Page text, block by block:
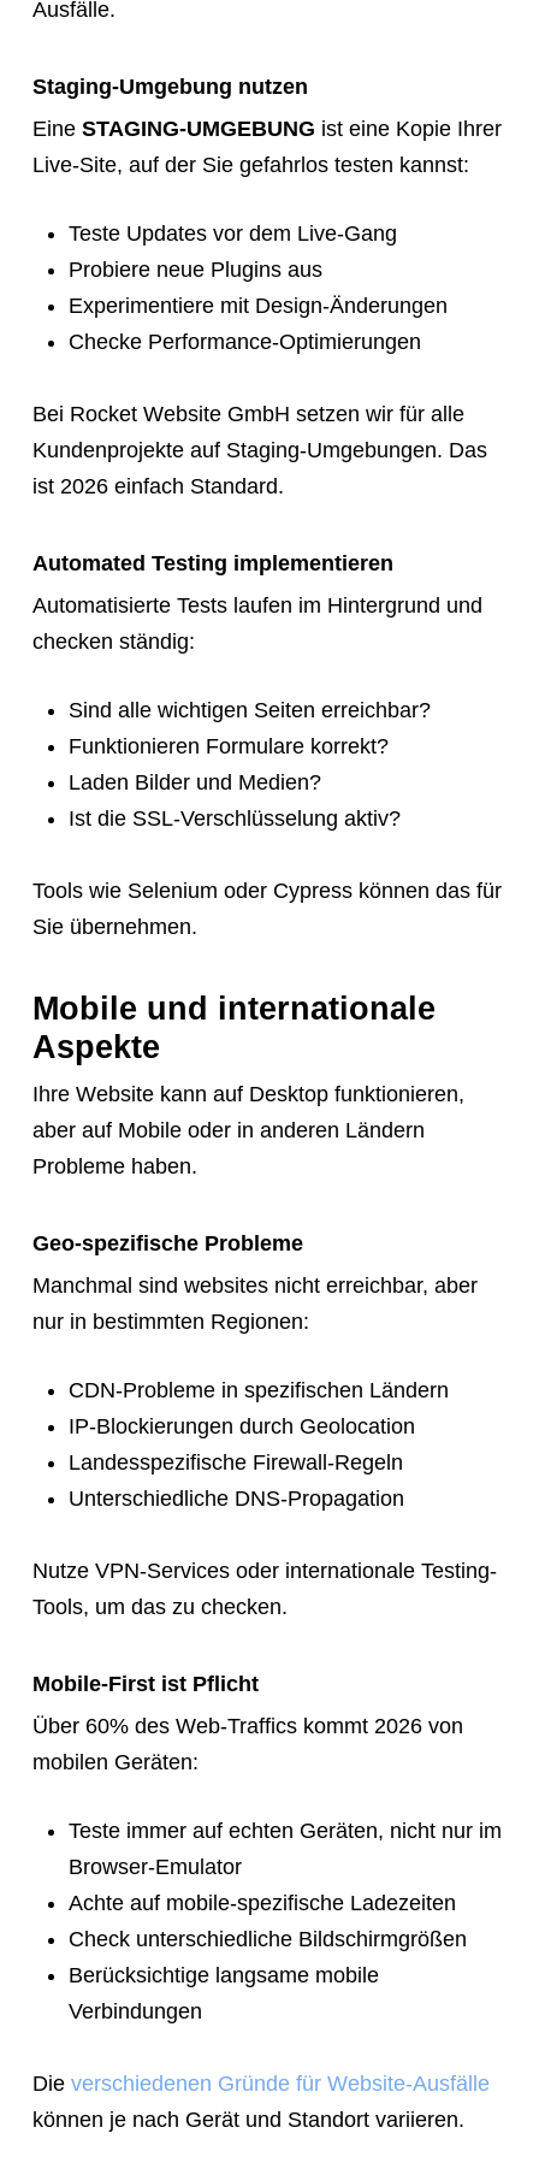
Ausfälle.
Staging-Umgebung nutzen
Eine STAGING-UMGEBUNG ist eine Kopie Ihrer
Live-Site, auf der Sie gefahrlos testen kannst:
Teste Updates vor dem Live-Gang
Probiere neue Plugins aus
Experimentiere mit Design-Änderungen
Checke Performance-Optimierungen
Bei Rocket Website GmbH setzen wir für alle
Kundenprojekte auf Staging-Umgebungen. Das
ist 2026 einfach Standard.
Automated Testing implementieren
Automatisierte Tests laufen im Hintergrund und
checken ständig:
Sind alle wichtigen Seiten erreichbar?
Funktionieren Formulare korrekt?
Laden Bilder und Medien?
Ist die SSL-Verschlüsselung aktiv?
Tools wie Selenium oder Cypress können das für
Sie übernehmen.
Mobile und internationale
Aspekte
Ihre Website kann auf Desktop funktionieren,
aber auf Mobile oder in anderen Ländern
Probleme haben.
Geo-spezifische Probleme
Manchmal sind websites nicht erreichbar, aber
nur in bestimmten Regionen:
CDN-Probleme in spezifischen Ländern
IP-Blockierungen durch Geolocation
Landesspezifische Firewall-Regeln
Unterschiedliche DNS-Propagation
Nutze VPN-Services oder internationale Testing-
Tools, um das zu checken.
Mobile-First ist Pflicht
Über 60% des Web-Traffics kommt 2026 von
mobilen Geräten:
Teste immer auf echten Geräten, nicht nur im
Browser-Emulator
Achte auf mobile-spezifische Ladezeiten
Check unterschiedliche Bildschirmgrößen
Berücksichtige langsame mobile
Verbindungen
Die verschiedenen Gründe für Website-Ausfälle
können je nach Gerät und Standort variieren.